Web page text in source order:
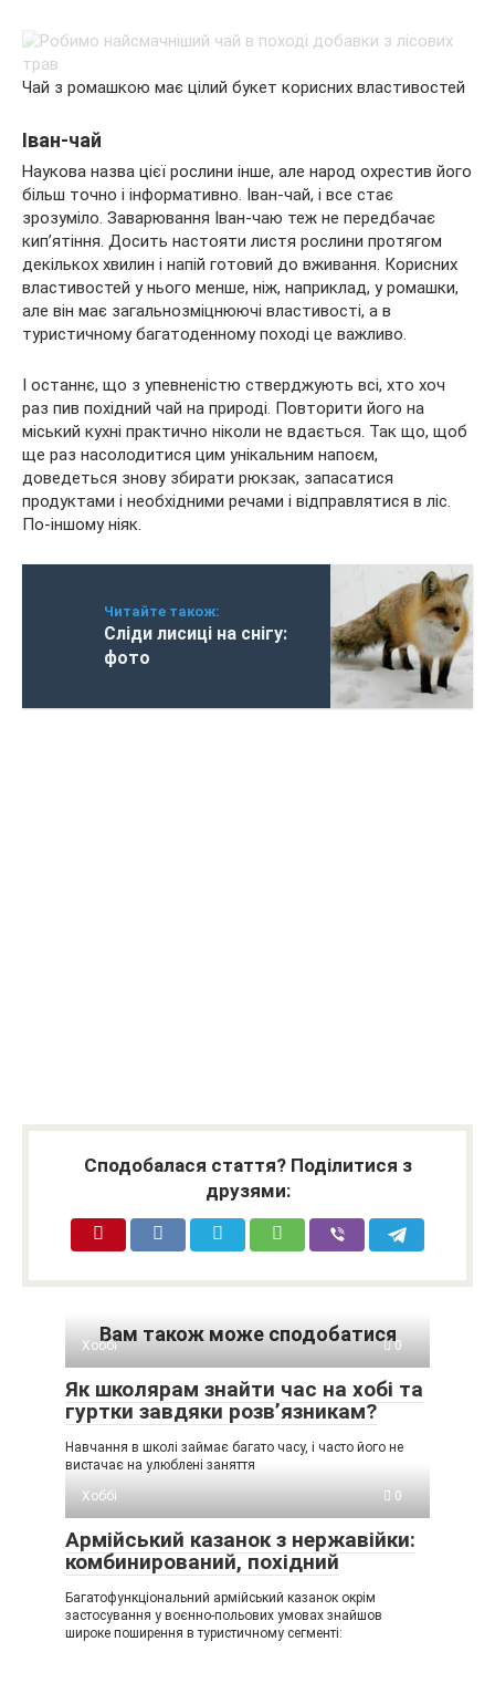
Чай з ромашкою має цілий букет корисних властивостей
Іван-чай
Наукова назва цієї рослини інше, але народ охрестив його
більш точно і інформативно. Іван-чай, і все стає
зрозуміло. Заварювання Іван-чаю теж не передбачає
кип’ятіння. Досить настояти листя рослини протягом
декількох хвилин і напій готовий до вживання. Корисних
властивостей у нього менше, ніж, наприклад, у ромашки,
але він має загальнозміцнюючі властивості, а в
туристичному багатоденному поході це важливо.
І останнє, що з упевненістю стверджують всі, хто хоч
раз пив похідний чай на природі. Повторити його на
міський кухні практично ніколи не вдається. Так що, щоб
ще раз насолодитися цим унікальним напоєм,
доведеться знову збирати рюкзак, запасатися
продуктами і необхідними речами і відправлятися в ліс.
По-іншому ніяк.
Читайте також:
Сліди лисиці на снігу:
фото
Сподобалася стаття? Поділитися з
друзями:
Вам також може сподобатися
Хоббі 0
Як школярам знайти час на хобі та
гуртки завдяки розв’язникам?
Навчання в школі займає багато часу, і часто його не
вистачає на улюблені заняття
Хоббі
0
Армійський казанок з нержавійки:
комбинирований, похідний
Багатофункціональний армійський казанок окрім
застосування у воєнно-польових умовах знайшов
широке поширення в туристичному сегменті: